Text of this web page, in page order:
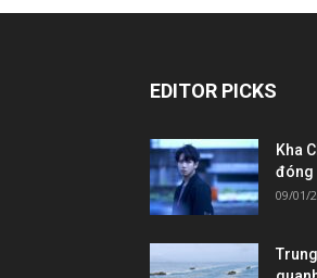
EDITOR PICKS
Kha
đóng
09/01/